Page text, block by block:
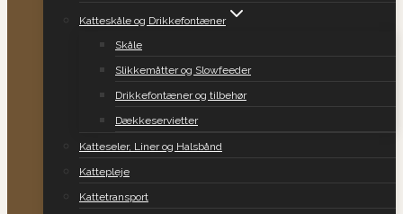
Katteskåle og Drikkefontæner
Skåle
Slikkemåtter og Slowfeeder
Drikkefontæner og tilbehør
Dækkeservietter
Katteseler, Liner og Halsbånd
Kattepleje
Kattetransport